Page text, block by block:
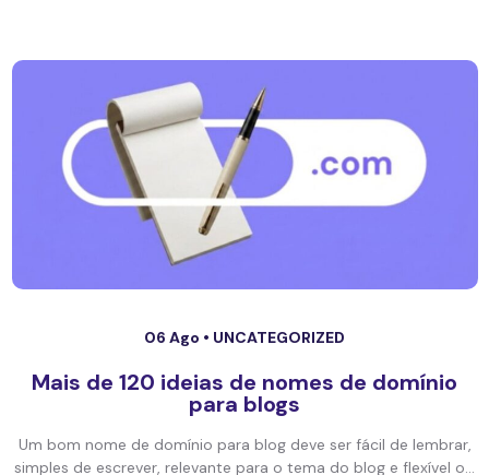
06 Ago • UNCATEGORIZED
Mais de 120 ideias de nomes de domínio
para blogs
Um bom nome de domínio para blog deve ser fácil de lembrar,
simples de escrever, relevante para o tema do blog e flexível o...